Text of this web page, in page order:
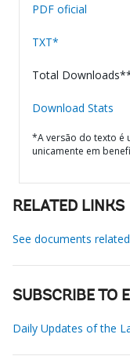
PDF oficial
TXT*
Total
Download Stats
*A versão do texto é
unicamente em
RELATED LINKS
See documents
SUBSCRIBE TO
Daily Updates of the